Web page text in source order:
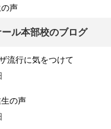
声
ル本部校のブログ
流行に気をつけて
の声